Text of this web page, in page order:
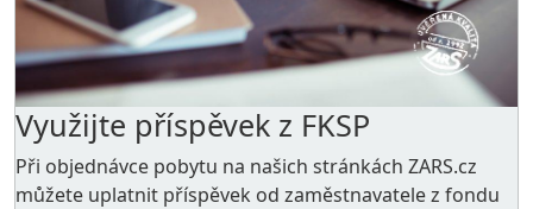
Využijte příspěvek z FKSP
Při objednávce pobytu na našich stránkách ZARS.cz
můžete uplatnit příspěvek od zaměstnavatele z fondu